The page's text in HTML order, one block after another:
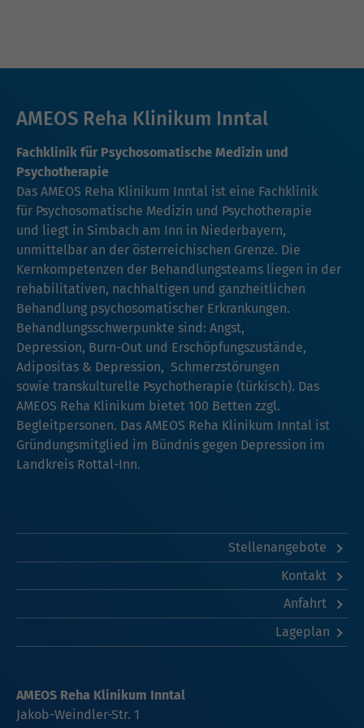
AMEOS Reha Klinikum Inntal
Fachklinik für Psychosomatische Medizin und
Psychotherapie
Das AMEOS Reha Klinikum Inntal ist eine Fachklinik
für Psychosomatische Medizin und Psychotherapie
und liegt in Simbach am Inn in Niederbayern,
unmittelbar an der österreichischen Grenze. Die
Kernkompetenzen der Behandlungsteams liegen in der
rehabilitativen, nachhaltigen und ganzheitlichen
Behandlung psychosomatischer Erkrankungen.
Behandlungsschwerpunkte sind: Angst,
Depression, Burn-Out und Erschöpfungszustände,
Adipositas & Depression, Schmerzstörungen
sowie transkulturelle Psychotherapie (türkisch). Das
AMEOS Reha Klinikum bietet 100 Betten zzgl.
Begleitpersonen. Das AMEOS Reha Klinikum Inntal ist
Gründungsmitglied im Bündnis gegen Depression im
Landkreis Rottal-Inn.
Stellenangebote
Kontakt
Anfahrt
Lageplan
AMEOS Reha Klinikum Inntal
Jakob-Weindler-Str. 1